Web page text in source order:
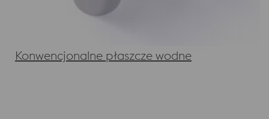
Konwencjonalne płaszcze wodne